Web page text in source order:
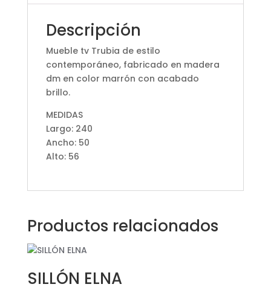
Descripción
Mueble tv Trubia de estilo
contemporáneo, fabricado en madera
dm en color marrón con acabado
brillo.
MEDIDAS
Largo: 240
Ancho: 50
Alto: 56
Productos relacionados
SILLÓN ELNA